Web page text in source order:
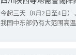
今起三天（8月2日至4日
我国中东部仍有大范围高